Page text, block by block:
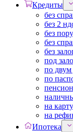
Кредиты
без
без 2
без
без
без
под
по
по
на карту
на
Ипотека